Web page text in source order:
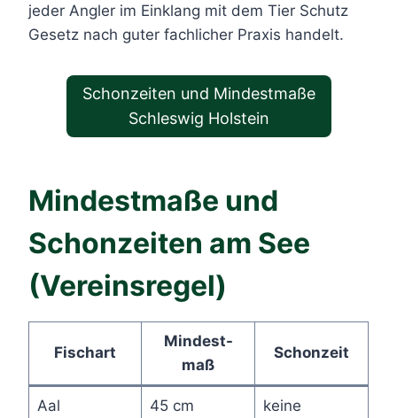
jeder Angler im Einklang mit dem Tier Schutz
Gesetz nach guter fachlicher Praxis handelt.
Schonzeiten und Mindestmaße
Schleswig Holstein
Mindestmaße und
Schonzeiten am See
(Vereinsregel)
Fischart
Mindest-
maß
Schonzeit
Aal 45 cm keine